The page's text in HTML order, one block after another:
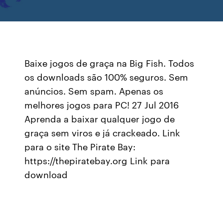
Baixe jogos de graça na Big Fish. Todos
os downloads são 100% seguros. Sem
anúncios. Sem spam. Apenas os
melhores jogos para PC! 27 Jul 2016
Aprenda a baixar qualquer jogo de
graça sem viros e já crackeado. Link
para o site The Pirate Bay:
https://thepiratebay.org Link para
download